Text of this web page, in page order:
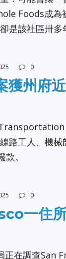
Foods成為
是該社區卅多
0
獲州府
路工人、機械
。
0
一住
正在調查San